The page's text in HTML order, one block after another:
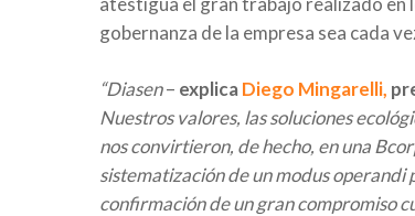
gobernanza de la empresa sea cada
“Diasen– explicaDiego Mingarelli,
Nuestros valores, las soluciones
nos convirtieron, de hecho, en una
sistematización de un modus operandi
confirmación de un gran compromiso